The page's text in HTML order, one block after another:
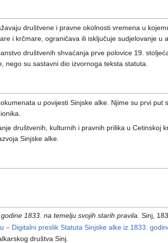
društvene i pravne okolnosti vremena u
i krčmare, ograničava ili isključuje sudjelovanje u
društvenih shvaćanja prve polovice 19.
nego su sastavni dio izvornoga teksta statuta.
u povijesti Sinjske alke. Njime su prvi
društvenih, kulturnih i pravnih prilika u Cetinskoj
Sinjske alke.
1833. na temelju svojih starih pravila. Sinj,
– Digitalni preslik Statuta Sinjske alke iz 1833.
društva Sinj.